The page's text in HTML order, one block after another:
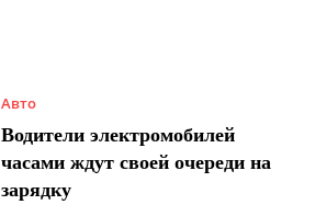
Авто
Водители электромобилей
часами ждут своей очереди на
зарядку